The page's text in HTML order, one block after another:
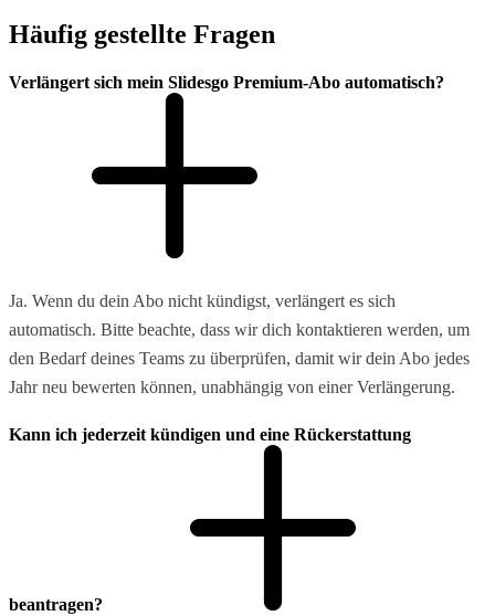
Häufig gestellte Fragen
Verlängert sich mein Slidesgo Premium-Abo automatisch?
Ja. Wenn du dein Abo nicht kündigst, verlängert es sich
automatisch. Bitte beachte, dass wir dich kontaktieren werden, um
den Bedarf deines Teams zu überprüfen, damit wir dein Abo jedes
Jahr neu bewerten können, unabhängig von einer Verlängerung.
Kann ich jederzeit kündigen und eine Rückerstattung
beantragen?